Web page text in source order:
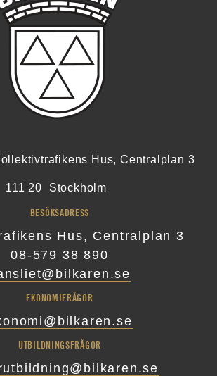
Hus, Centralplan 3
111 20 Stockholm
BESÖKSADRESS
Hus, Centralplan 3
08-579 38 890
EKONOMIFRÅGOR
UTBILDNINGSFRÅGOR